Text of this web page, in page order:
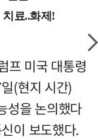
프 미국 대통령
(현지 시간)
성을 논의했다
이 보도했다.